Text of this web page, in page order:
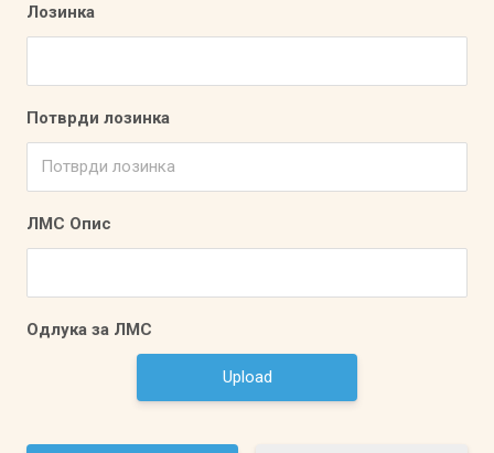
Лозинка
Потврди лозинка
ЛМС Опис
Одлука за ЛМС
Upload